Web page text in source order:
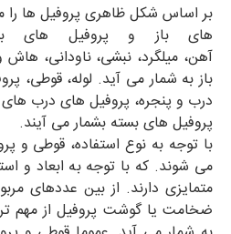
بر اساس شکل ظاهری پروفیل ها را
های باز و پروفیل های
آهن، میلگرد، نبشی، ناودانی،
باز به شمار می آید. لوله، قوطی،
درب و پنجره، پروفیل های درب های
پروفیل های بسته بشمار می آیند.
با توجه به نوع استفاده، قوطی و
می شوند. که با توجه به ابعاد و
متمایزی دارند. از بین عددهای
ضخامت یا گوشت پروفیل از مهم